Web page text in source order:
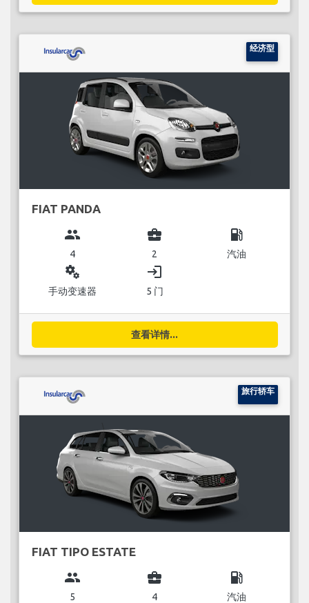
经济型
FIAT PANDA
group
4
business_center
2
local_gas_station
汽油
miscellaneous_services
手动变速器
login
5 门
查看详情...
旅行轿车
FIAT TIPO ESTATE
group
5
business_center
4
local_gas_station
汽油